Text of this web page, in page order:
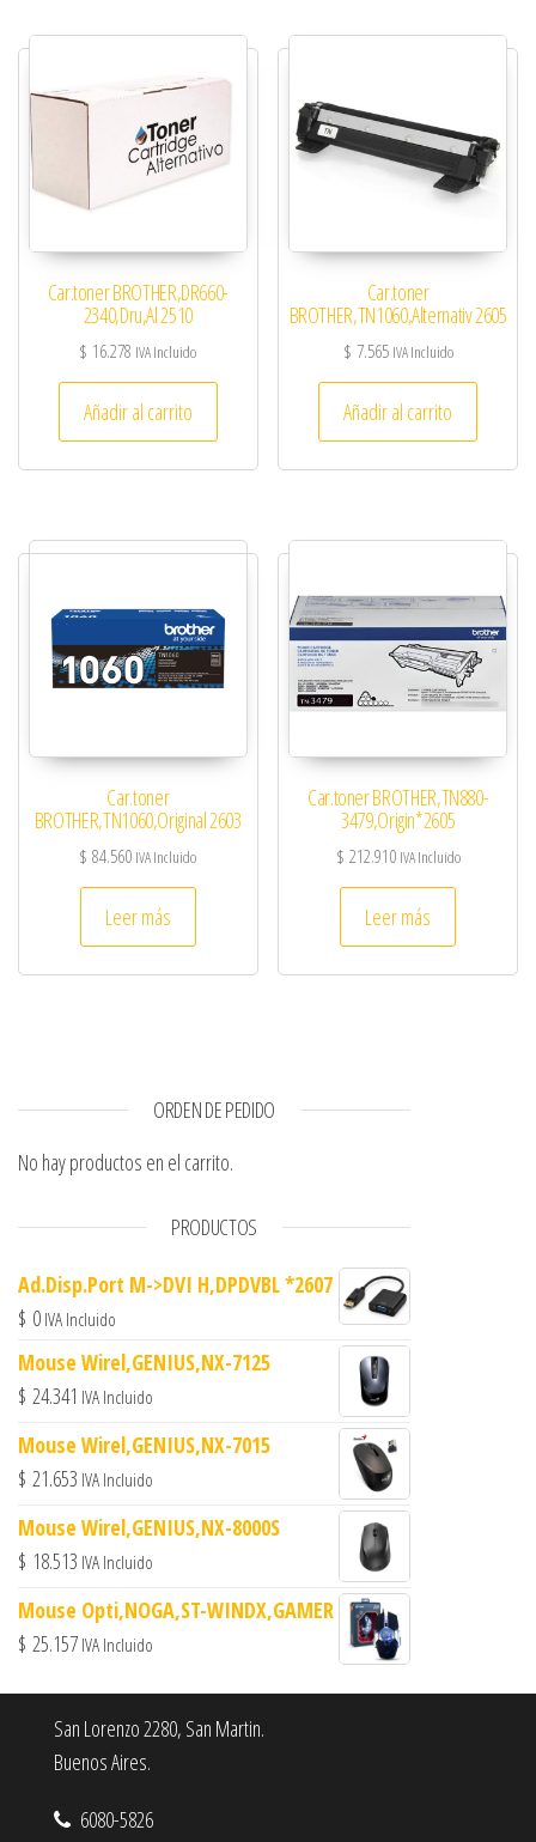
Car.toner BROTHER,DR660-
2340,Dru,Al 2510
$ 16.278 IVA Incluido
Añadir al carrito
Car.toner
BROTHER,TN1060,Alternativ 2605
$ 7.565 IVA Incluido
Añadir al carrito
Car.toner
BROTHER,TN1060,Original 2603
$ 84.560 IVA Incluido
Leer más
Car.toner BROTHER,TN880-
3479,Origin*2605
$ 212.910 IVA Incluido
Leer más
ORDEN DE PEDIDO
No hay productos en el carrito.
PRODUCTOS
Ad.Disp.Port M->DVI H,DPDVBL *2607
$ 0 IVA Incluido
Mouse Wirel,GENIUS,NX-7125
$ 24.341 IVA Incluido
Mouse Wirel,GENIUS,NX-7015
$ 21.653 IVA Incluido
Mouse Wirel,GENIUS,NX-8000S
$ 18.513 IVA Incluido
Mouse Opti,NOGA,ST-WINDX,GAMER
$ 25.157 IVA Incluido
San Lorenzo 2280, San Martin.
Buenos Aires.
6080-5826